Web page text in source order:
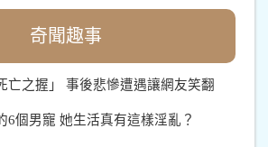
奇聞趣事
亡之握」 事後悲慘遭遇讓網友笑翻
6個男寵 她生活真有這樣淫亂？